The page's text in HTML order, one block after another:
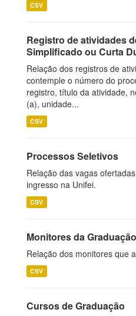
CSV
Registro de atividades
Simplificado ou Curta
Relação dos registros de
contemple o número do
registro, título da atividade,
(a), unidade...
CSV
Processos Seletivos
Relação das vagas
ingresso na Unifei.
CSV
Monitores da Graduação
Relação dos monitores que
CSV
Cursos de Graduação